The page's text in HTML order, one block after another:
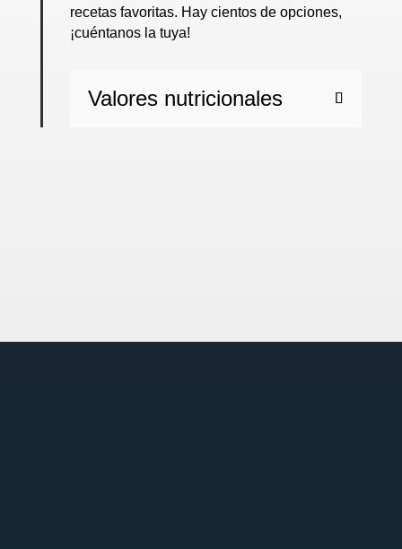
recetas favoritas. Hay cientos de opciones,
¡cuéntanos la tuya!
Valores nutricionales